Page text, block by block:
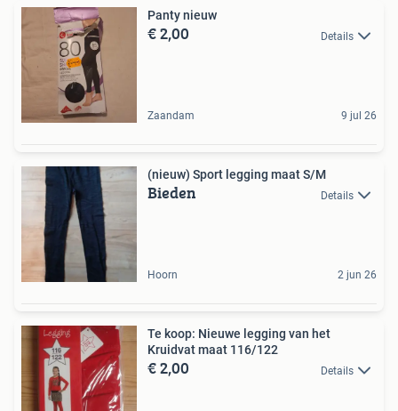
Panty nieuw
€ 2,00 Details
Zaandam 9 jul 26
(nieuw) Sport legging maat S/M
Bieden Details
Hoorn 2 jun 26
Te koop: Nieuwe legging van het
Kruidvat maat 116/122
€ 2,00 Details